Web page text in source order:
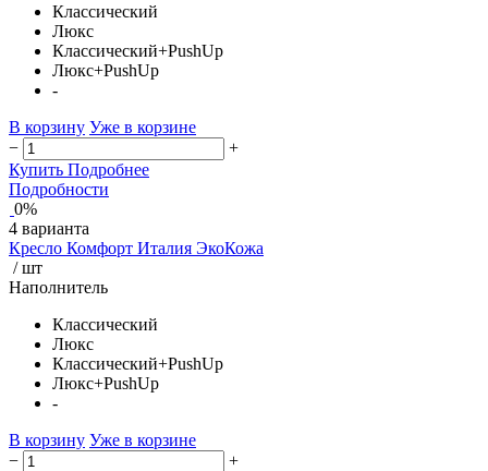
Классический
Люкс
Классический+PushUp
Люкс+PushUp
-
В корзину Уже в корзине
−
+
Купить Подробнее
Подробности
0%
4 варианта
Кресло Комфорт Италия ЭкоКожа
/ шт
Наполнитель
Классический
Люкс
Классический+PushUp
Люкс+PushUp
-
В корзину Уже в корзине
−
+